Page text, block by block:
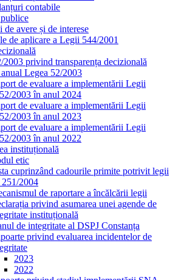
contabile
de avere și de interese
de aplicare a Legii 544/2001
2003 privind transparența decizională
Legea 52/2003
de evaluare a implementării Legii
2003 în anul 2024
de evaluare a implementării Legii
2003 în anul 2023
de evaluare a implementării Legii
2003 în anul 2022
instituțională
etic
cuprinzând cadourile primite potrivit legii
251/2004
de raportare a încălcării legii
privind asumarea unei agende de
instituțională
de integritate al DSPJ Constanța
privind evaluarea incidentelor de
2023
2022